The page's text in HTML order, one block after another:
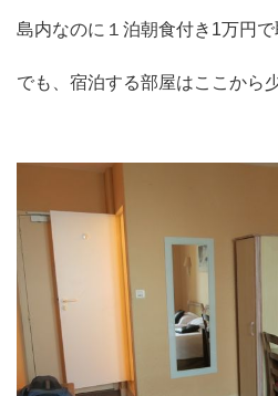
島内なのに１泊朝食付き1万円で
でも、宿泊する部屋はここから